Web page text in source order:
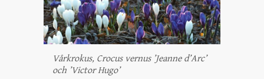
Vårkrokus, Crocus vernus ’Jeanne d’Arc’
och ’Victor Hugo’